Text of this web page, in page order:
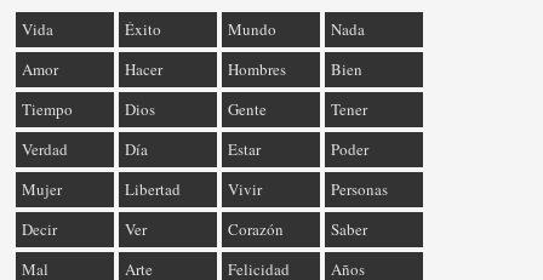
Vida Éxito Mundo
Nada
Amor
Hacer Hombres
Bien
Tiempo
Dios Gente
Tener
Verdad
Día Estar
Poder
Mujer
Libertad Vivir
Personas
Decir
Ver Corazón
Saber
Mal
Arte Felicidad Años